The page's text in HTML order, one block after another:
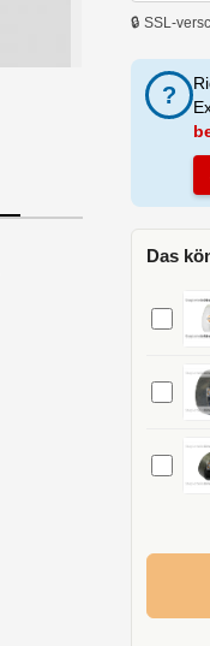
🔒 SSL-
?
Das